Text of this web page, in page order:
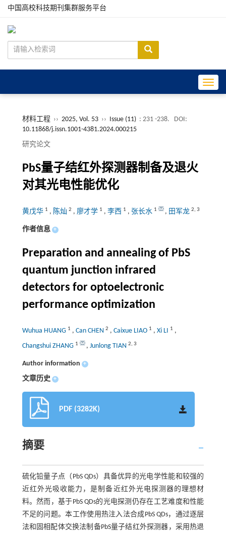
中国高校科技期刊集群服务平台
材料工程 ›› 2025, Vol. 53 ›› Issue (11) : 231 -238.
DOI:
10.11868/j.issn.1001-4381.2024.000215
研究论文
PbS量子结红外探测器制备及退火
对其光电性能优化
黄戊华 1 , 陈灿 2 , 廖才学 1 , 李西 1 , 张长水 1 , 田军龙 2, 3
作者信息 +
Preparation and annealing of PbS
quantum junction infrared
detectors for optoelectronic
performance optimization
Wuhua HUANG 1 , Can CHEN 2 , Caixue LIAO 1 , Xi LI 1 ,
Changshui ZHANG 1 , Junlong TIAN 2, 3
Author information +
文章历史 +
PDF (3282K)
摘要
硫化铅量子点（PbS QDs）具备优异的光电学性能和较强的
近红外光吸收能力，是制备近红外光电探测器的理想材
料。然而，基于PbS QDs的光电探测仍存在工艺难度和性能
不足的问题。本工作使用热注入法合成PbS QDs，通过逐层
法和固相配体交换法制备PbS量子结红外探测器，采用热退